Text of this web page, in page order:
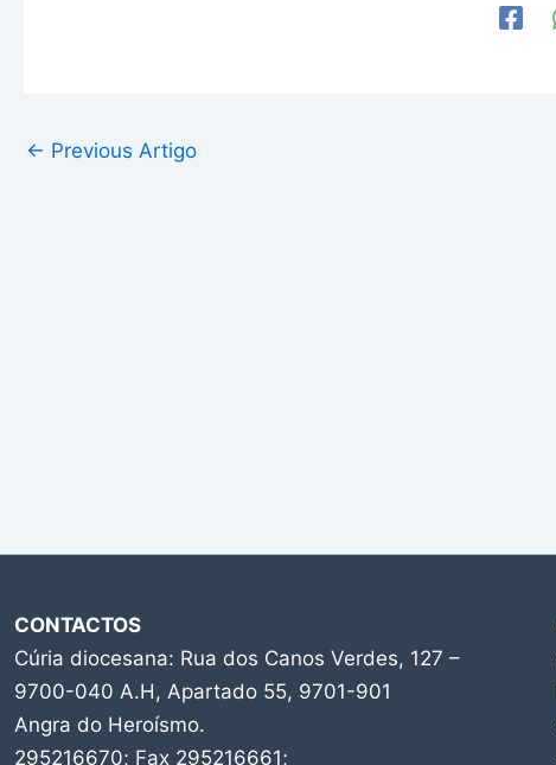
← Previous Artigo
CONTACTOS
Cúria diocesana: Rua dos Canos Verdes, 127 –
9700-040 A.H, Apartado 55, 9701-901
Angra do Heroísmo.
295216670; Fax 295216661;